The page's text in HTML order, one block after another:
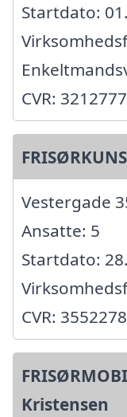
Startdato:
CVR:
Vestergade
Ansatte: 5
Startdato:
CVR:
Kristensen